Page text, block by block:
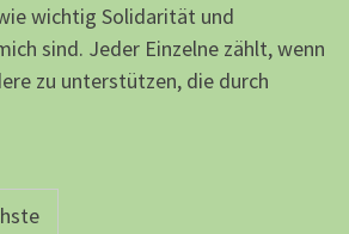
wichtig Solidarität und
sind. Jeder Einzelne zählt, wenn
zu unterstützen, die durch